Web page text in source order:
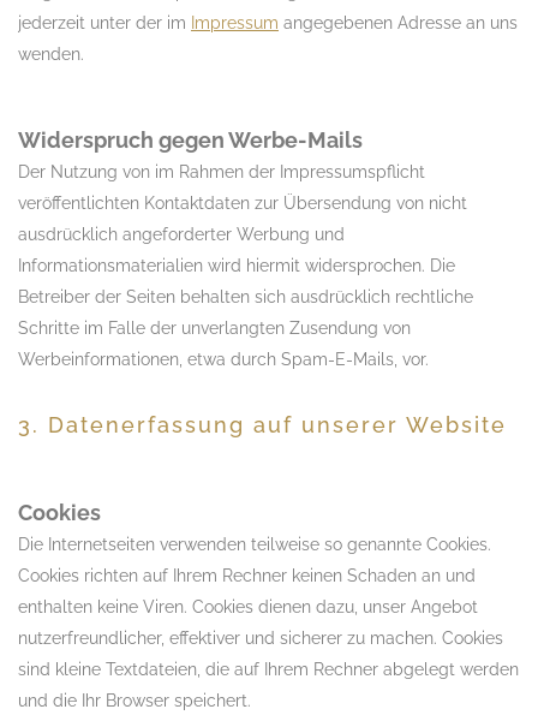
jederzeit unter der im Impressum angegebenen Adresse an uns
wenden.
Widerspruch gegen Werbe-Mails
Der Nutzung von im Rahmen der Impressumspflicht
veröffentlichten Kontaktdaten zur Übersendung von nicht
ausdrücklich angeforderter Werbung und
Informationsmaterialien wird hiermit widersprochen. Die
Betreiber der Seiten behalten sich ausdrücklich rechtliche
Schritte im Falle der unverlangten Zusendung von
Werbeinformationen, etwa durch Spam-E-Mails, vor.
3. Datenerfassung auf unserer Website
Cookies
Die Internetseiten verwenden teilweise so genannte Cookies.
Cookies richten auf Ihrem Rechner keinen Schaden an und
enthalten keine Viren. Cookies dienen dazu, unser Angebot
nutzerfreundlicher, effektiver und sicherer zu machen. Cookies
sind kleine Textdateien, die auf Ihrem Rechner abgelegt werden
und die Ihr Browser speichert.